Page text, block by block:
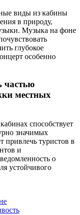
виды из кабины
в природу,
Музыка на фоне
глубокое
особенно
частью
местных
способствует
значимых
привлечь туристов в
и
о
устойчивого